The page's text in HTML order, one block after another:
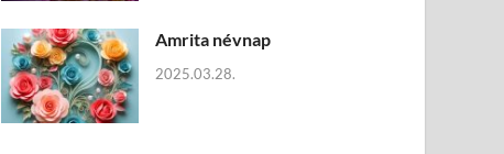
Amrita névnap
2025.03.28.